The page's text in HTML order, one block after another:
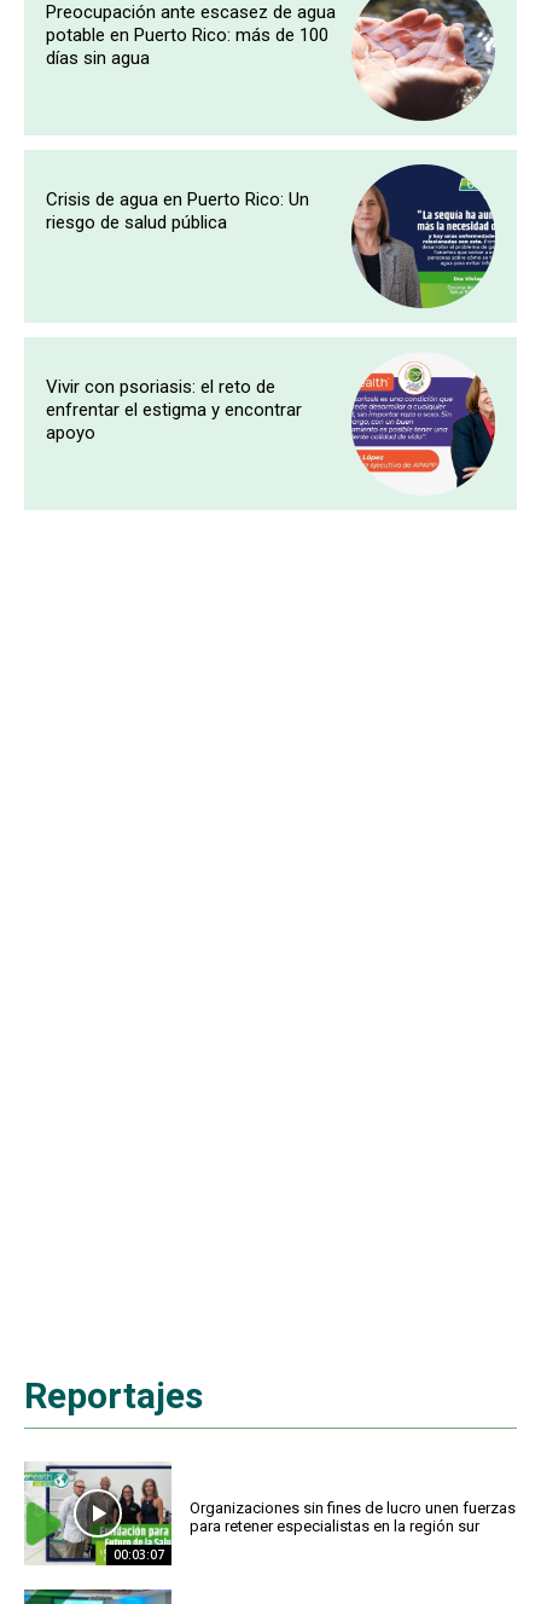
Preocupación ante escasez de agua
potable en Puerto Rico: más de 100
días sin agua
Crisis de agua en Puerto Rico: Un
riesgo de salud pública
Vivir con psoriasis: el reto de
enfrentar el estigma y encontrar
apoyo
Reportajes
00:03:07
Organizaciones sin fines de lucro unen fuerzas
para retener especialistas en la región sur